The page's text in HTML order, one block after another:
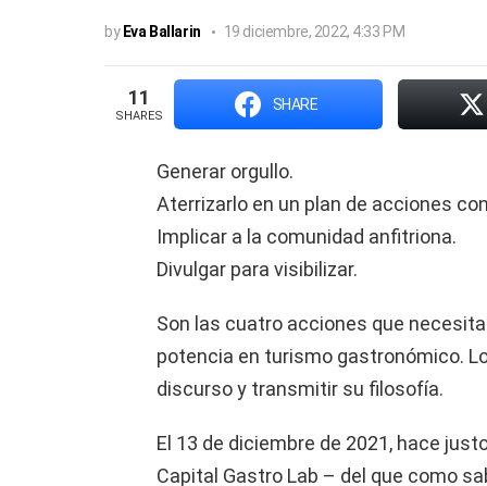
by Eva Ballarin 19 diciembre, 2022, 4:33 PM
11
SHARES
SHARE
Generar orgullo.
Aterrizarlo en un plan de acciones
Implicar a la comunidad anfitriona.
Divulgar para visibilizar.
Son las cuatro acciones que
potencia en turismo gastronómico.
discurso y transmitir su filosofía.
El 13 de diciembre de 2021, hace
Capital Gastro Lab – del que como